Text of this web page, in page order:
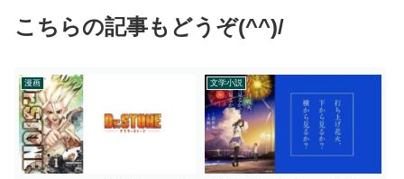
こちらの記事もどうぞ(^^)/
漫画 文学小説